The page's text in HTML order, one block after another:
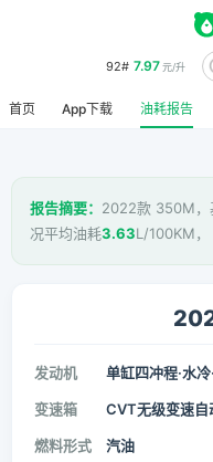
92# 7.97元/升
首页 App下载 油耗报告
报告摘要： 2022款 350M，
况平均油耗3.63L/100KM，
发动机 单缸四冲程·水
变速箱 CVT无级变速自
燃料形式 汽油